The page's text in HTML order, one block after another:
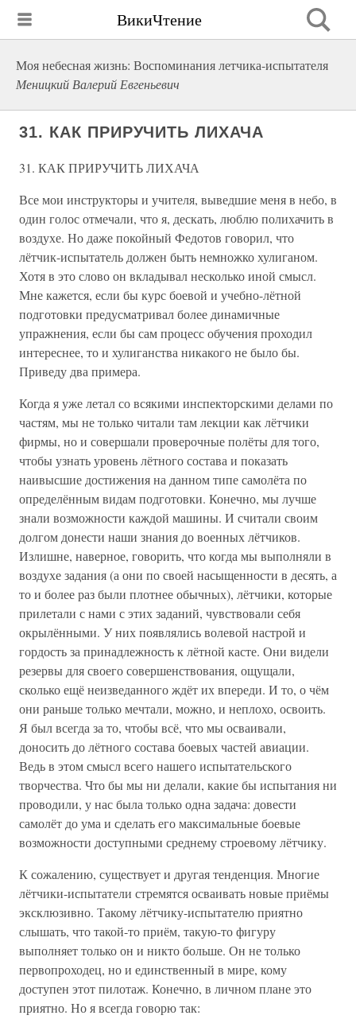
ВикиЧтение
Моя небесная жизнь: Воспоминания летчика-испытателя
Меницкий Валерий Евгеньевич
31. КАК ПРИРУЧИТЬ ЛИХАЧА
31. КАК ПРИРУЧИТЬ ЛИХАЧА
Все мои инструкторы и учителя, выведшие меня в небо, в
один голос отмечали, что я, дескать, люблю полихачить в
воздухе. Но даже покойный Федотов говорил, что
лётчик-испытатель должен быть немножко хулиганом.
Хотя в это слово он вкладывал несколько иной смысл.
Мне кажется, если бы курс боевой и учебно-лётной
подготовки предусматривал более динамичные
упражнения, если бы сам процесс обучения проходил
интереснее, то и хулиганства никакого не было бы.
Приведу два примера.
Когда я уже летал со всякими инспекторскими делами по
частям, мы не только читали там лекции как лётчики
фирмы, но и совершали проверочные полёты для того,
чтобы узнать уровень лётного состава и показать
наивысшие достижения на данном типе самолёта по
определённым видам подготовки. Конечно, мы лучше
знали возможности каждой машины. И считали своим
долгом донести наши знания до военных лётчиков.
Излишне, наверное, говорить, что когда мы выполняли в
воздухе задания (а они по своей насыщенности в десять, а
то и более раз были плотнее обычных), лётчики, которые
прилетали с нами с этих заданий, чувствовали себя
окрылёнными. У них появлялись волевой настрой и
гордость за принадлежность к лётной касте. Они видели
резервы для своего совершенствования, ощущали,
сколько ещё неизведанного ждёт их впереди. И то, о чём
они раньше только мечтали, можно, и неплохо, освоить.
Я был всегда за то, чтобы всё, что мы осваивали,
доносить до лётного состава боевых частей авиации.
Ведь в этом смысл всего нашего испытательского
творчества. Что бы мы ни делали, какие бы испытания ни
проводили, у нас была только одна задача: довести
самолёт до ума и сделать его максимальные боевые
возможности доступными среднему строевому лётчику.
К сожалению, существует и другая тенденция. Многие
лётчики-испытатели стремятся осваивать новые приёмы
эксклюзивно. Такому лётчику-испытателю приятно
слышать, что такой-то приём, такую-то фигуру
выполняет только он и никто больше. Он не только
первопроходец, но и единственный в мире, кому
доступен этот пилотаж. Конечно, в личном плане это
приятно. Но я всегда говорю так: